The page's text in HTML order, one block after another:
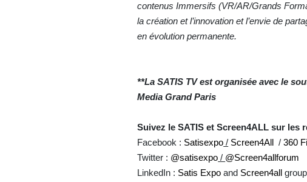
contenus Immersifs (VR/AR/Grands
la création et l’innovation et l’envie de
en évolution permanente.
**La SATIS TV est organisée avec le
Media Grand Paris
Suivez le SATIS et Screen4ALL sur les
Facebook : Satisexpo / Screen4All /360
Twitter : @satisexpo / @Screen4allforum
LinkedIn : Satis Expo and Screen4all